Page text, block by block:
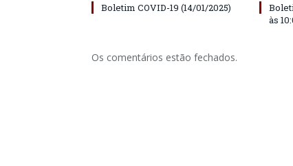
Boletim COVID-19 (14/01/2025)
às
Os comentários estão fechados.